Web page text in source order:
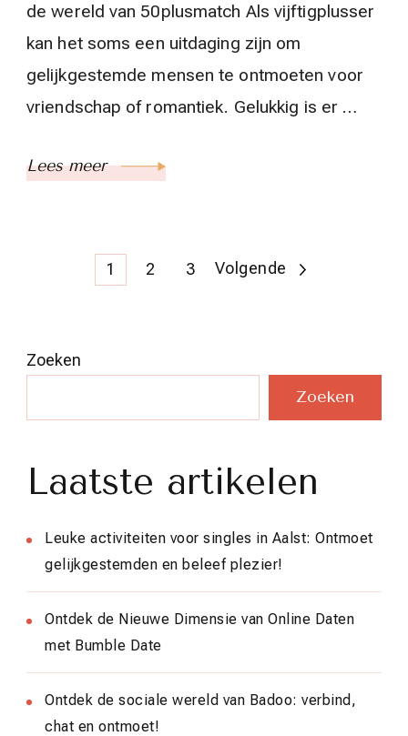
de wereld van 50plusmatch Als vijftigplusser
kan het soms een uitdaging zijn om
gelijkgestemde mensen te ontmoeten voor
vriendschap of romantiek. Gelukkig is er …
Lees meer
Berichten
Pagina
1 Pagina
2 Pagina
3 Volgende
Zoeken
Zoeken
Laatste artikelen
Leuke activiteiten voor singles in Aalst: Ontmoet
gelijkgestemden en beleef plezier!
Ontdek de Nieuwe Dimensie van Online Daten
met Bumble Date
Ontdek de sociale wereld van Badoo: verbind,
chat en ontmoet!